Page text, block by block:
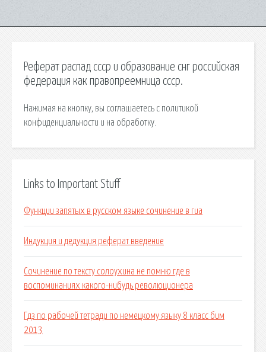
Реферат распад ссср и образование снг российская
федерация как правопреемница ссср.
Нажимая на кнопку, вы соглашаетесь с политикой
конфиденциальности и на обработку.
Links to Important Stuff
Функции запятых в русском языке сочинение в гиа
Индукция и дедукция реферат введение
Сочинение по тексту солоухина не помню где в
воспоминаниях какого-нибудь революционера
Гдз по рабочей тетради по немецкому языку 8 класс бим
2013